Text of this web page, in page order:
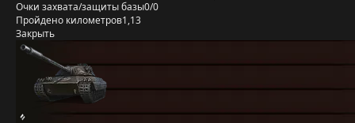
Очки захвата/защиты базы0/0
Пройдено километров1,13
Закрыть